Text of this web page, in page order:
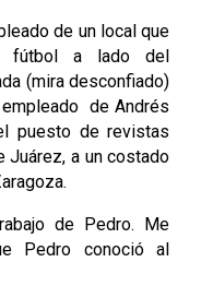
de un local que
fútbol a lado del
(mira desconfiado)
de Andrés
puesto de revistas
Juárez, a un costado
de Pedro. Me
Pedro conoció al